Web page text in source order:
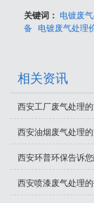
关键词： 电镀废
备 电镀废气处理
相关资讯
西安工厂废气处理
西安油烟废气处理
西安环普环保告诉
西安喷漆废气处理